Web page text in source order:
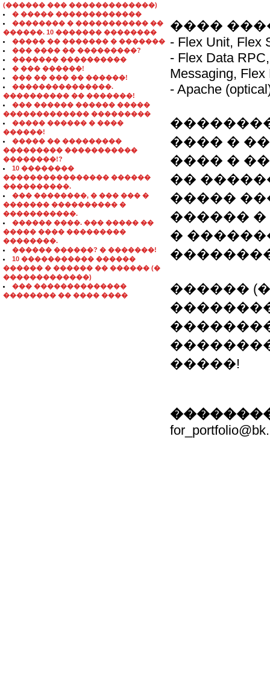
(������ ��� �������������)
� ����� �������������
�������� � ����������� ��
������. 10 ������� ��������
����� �� ������� � �������
��� ���� �� ���������?
������� ����������
� ��� ������!
��� �� ��� �� ������!
���������������.
���������� �� �������!
��� ������ ������ �����
������������� ���������
����� ������ � ����
������!
����� �� ���������
��������� �����������
��������!?
10 ��������
���������������� ������
����������.
��� ��������, � ��� ��� �
������� ���������� �
�����������.
������ ����. ��� ����� ��
����� ���� ���������
��������.
������ ������? � �������!
10 ����������� ������
������ � ������ �� ������ (�
�������������)
��� ��������������
�������� �� ���� ����
����
- Flex Unit, Flex
- Flex Data
Messaging,
- Apache
���� � ��
���� � ��
��
�����
������ �
�
������
�����!